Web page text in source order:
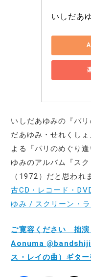
いしだあ
いしだあゆみの『パ
だあゆみ・せれくし
よる『パリのめぐり
ゆみのアルバム『ス
（1972）だと思われ
古CD・レコード・
ゆみ / スクリーン・
ご寛容ください 拙
Aonuma
ス・レイの曲）ギター